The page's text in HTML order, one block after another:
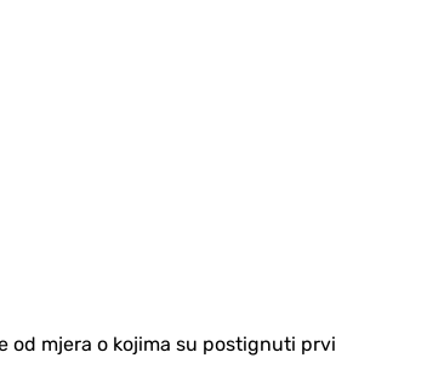
od mjera o kojima su postignuti prvi